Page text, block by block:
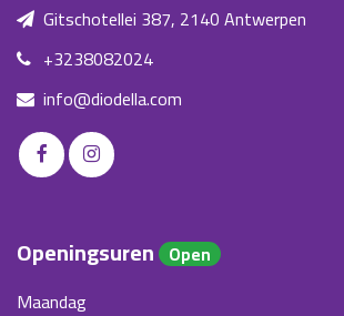
Gitschotellei 387, 2140 Antwerpen
+3238082024
info@diodella.com
Openingsuren Open
Maandag